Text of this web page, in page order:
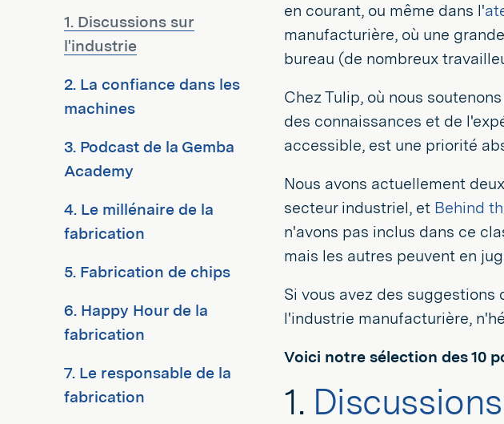
1. Discussions sur
l'industrie
2. La confiance dans les
machines
3. Podcast de la Gemba
Academy
4. Le millénaire de la
fabrication
5. Fabrication de chips
6. Happy Hour de la
fabrication
7. Le responsable de la
fabrication
en courant, ou même dans l'
manufacturière, où une
bureau (de nombreux
Chez Tulip, où nous
des connaissances et de
accessible, est une priorité
Nous avons actuellement
secteur industriel, et Behind
n'avons pas inclus dans ce
mais les autres peuvent en
Si vous avez des
l'industrie manufacturière,
Voici notre sélection des 10
1.